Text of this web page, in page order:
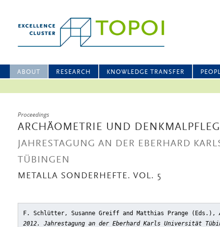
ABOUT RESEARCH KNOWLEDGE TRANSFER
Proceedings
ARCHÄOMETRIE UND
JAHRESTAGUNG AN DER EBERHARD
TÜBINGEN
METALLA SONDERHEFTE. VOL. 5
F. Schlütter, Susanne Greiff and Matthias Prange (Eds.),
2012. Jahrestagung an der Eberhard Karls Universität